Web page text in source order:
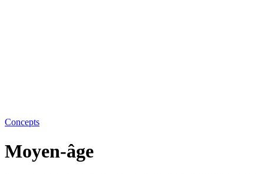
Concepts
Moyen-âge